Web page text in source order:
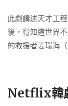
此劇講述天才工
後，得知這世界
的救援者姜瑞海
Netflix韓